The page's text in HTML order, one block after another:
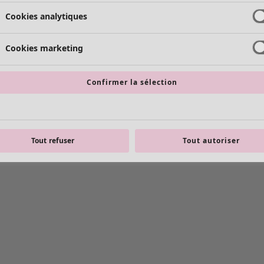
Cookies analytiques
Cookies marketing
Confirmer la sélection
Tout refuser Tout autoriser